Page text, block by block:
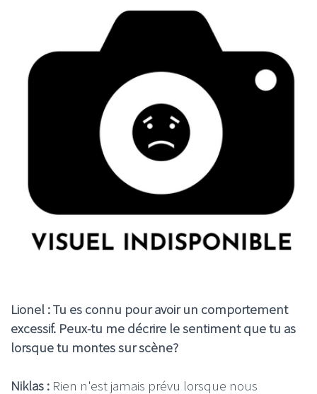
Lionel : Tu es connu pour avoir un comportement
excessif. Peux-tu me décrire le sentiment que tu as
lorsque tu montes sur scène?
Niklas : Rien n'est jamais prévu lorsque nous